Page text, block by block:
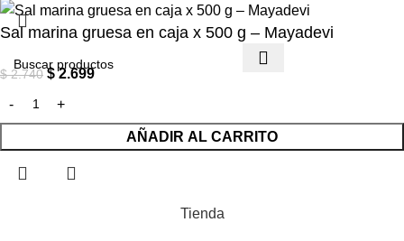
Sal marina gruesa en caja x 500 g – Mayadevi
$2.740 $2.699
AÑADIR AL CARRITO
Tienda